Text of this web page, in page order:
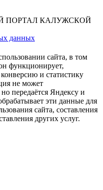
ПОРТАЛ КАЛУЖСКОЙ
данных
сайта, в том
функционирует,
и статистику
не может
передаётся Яндексу и
эти данные для
сайта, составления
других услуг.